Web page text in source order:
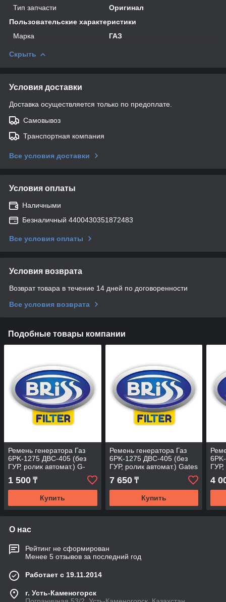
Тип запчасти
Оригинал
Пользовательские характеристики
Марка
ГАЗ
Скрыть
Условия доставки
Доставка осуществляется только по предоплате.
Самовывоз
Транспортная компания
Все условия доставки
Условия оплаты
Наличными
Безналичный 4400430351872483
Все условия оплаты
Условия возврата
Возврат товара в течение 14 дней по договоренности
Все условия возврата
Подобные товары компании
Ремень генератора Газ
6PK-1275 ДВС-405 (без
ГУР, ролик автомат.) G-
1 500 ₸
Купить
Ремень генератора Газ
6PK-1275 ДВС-405 (без
ГУР, ролик автомат.) Gates
7 650₸
Купить
ГУР,
4
О нас
Рейтинг не сформирован
Менее 5 отзывов за последний год
Работает с 19.11.2014
г. Усть-Каменогорск